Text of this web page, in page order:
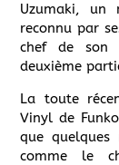
Uzumaki, un
reconnu par
chef de son
deuxième
La toute
Vinyl de
que
comme le